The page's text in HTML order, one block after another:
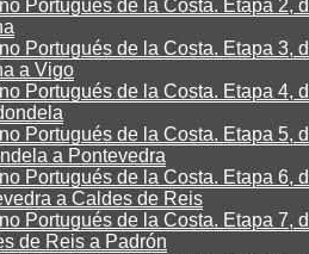
Portugués de la Costa. Etapa 2,
Portugués de la Costa. Etapa 3,
a Vigo
Portugués de la Costa. Etapa 4,
Portugués de la Costa. Etapa 5,
a Pontevedra
Portugués de la Costa. Etapa 6,
a Caldes de Reis
Portugués de la Costa. Etapa 7,
de Reis a Padrón